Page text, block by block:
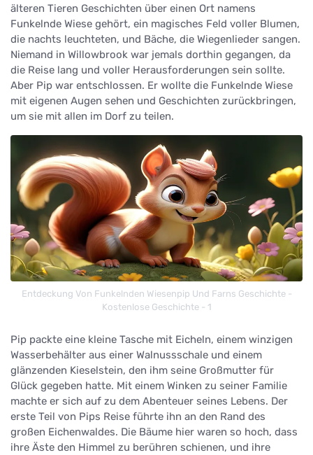
älteren Tieren Geschichten über einen Ort namens
Funkelnde Wiese gehört, ein magisches Feld voller Blumen,
die nachts leuchteten, und Bäche, die Wiegenlieder sangen.
Niemand in Willowbrook war jemals dorthin gegangen, da
die Reise lang und voller Herausforderungen sein sollte.
Aber Pip war entschlossen. Er wollte die Funkelnde Wiese
mit eigenen Augen sehen und Geschichten zurückbringen,
um sie mit allen im Dorf zu teilen.
Entdeckung Von Funkelnden Wiesenpip Und Farns Geschichte -
Kostenlose Geschichte - 1
Pip packte eine kleine Tasche mit Eicheln, einem winzigen
Wasserbehälter aus einer Walnussschale und einem
glänzenden Kieselstein, den ihm seine Großmutter für
Glück gegeben hatte. Mit einem Winken zu seiner Familie
machte er sich auf zu dem Abenteuer seines Lebens. Der
erste Teil von Pips Reise führte ihn an den Rand des
großen Eichenwaldes. Die Bäume hier waren so hoch, dass
ihre Äste den Himmel zu berühren schienen, und ihre